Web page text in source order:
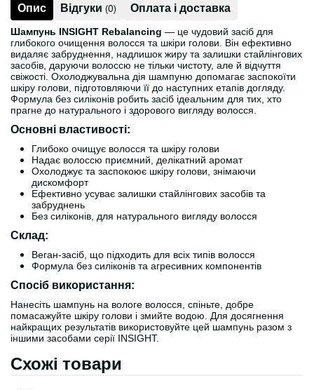
Опис Відгуки (0) Оплата і доставка
Шампунь INSIGHT Rebalancing — це чудовий засіб для
глибокого очищення волосся та шкіри голови. Він ефективно
видаляє забруднення, надлишок жиру та залишки стайлінгових
засобів, даруючи волоссю не тільки чистоту, але й відчуття
свіжості. Охолоджувальна дія шампуню допомагає заспокоїти
шкіру голови, підготовляючи її до наступних етапів догляду.
Формула без силіконів робить засіб ідеальним для тих, хто
прагне до натурального і здорового вигляду волосся.
Основні властивості:
Глибоко очищує волосся та шкіру голови
Надає волоссю приємний, делікатний аромат
Охолоджує та заспокоює шкіру голови, знімаючи
дискомфорт
Ефективно усуває залишки стайлінгових засобів та
забруднень
Без силіконів, для натурального вигляду волосся
Склад:
Веган-засіб, що підходить для всіх типів волосся
Формула без силіконів та агресивних компонентів
Спосіб використання:
Нанесіть шампунь на вологе волосся, спіньте, добре
помасажуйте шкіру голови і змийте водою. Для досягнення
найкращих результатів використовуйте цей шампунь разом з
іншими засобами серії INSIGHT.
Схожі товари